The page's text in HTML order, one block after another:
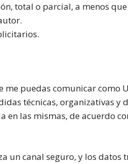
total o parcial, a menos
puedas comunicar como
técnicas, organizativas
las mismas, de acuerdo
un canal seguro, y los